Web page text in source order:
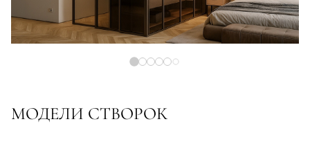
МОДЕЛИ СТВОРОК